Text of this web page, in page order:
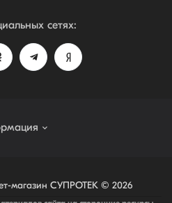
сетях:
магазин СУПРОТЕК © 2026